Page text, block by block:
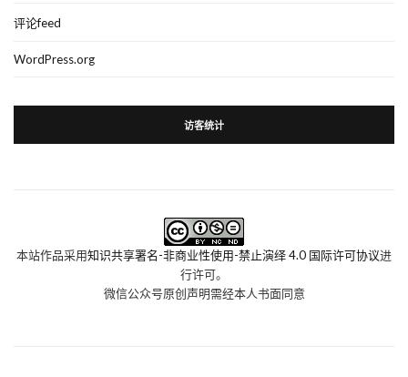
评论feed
WordPress.org
访客统计
本站作品采用知识共享署名-非商业性使用-禁止演绎 4.0 国际许可协议进
行许可。
微信公众号原创声明需经本人书面同意